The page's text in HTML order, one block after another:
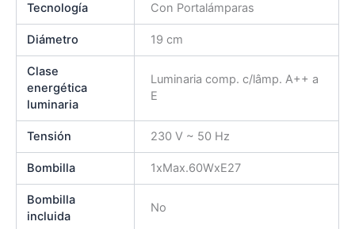
Tecnología Con Portalámparas
Diámetro 19 cm
Clase
energética
luminaria
Luminaria comp. c/lâmp. A++ a
E
Tensión 230 V ~ 50 Hz
Bombilla 1xMax.60WxE27
Bombilla
incluida
No